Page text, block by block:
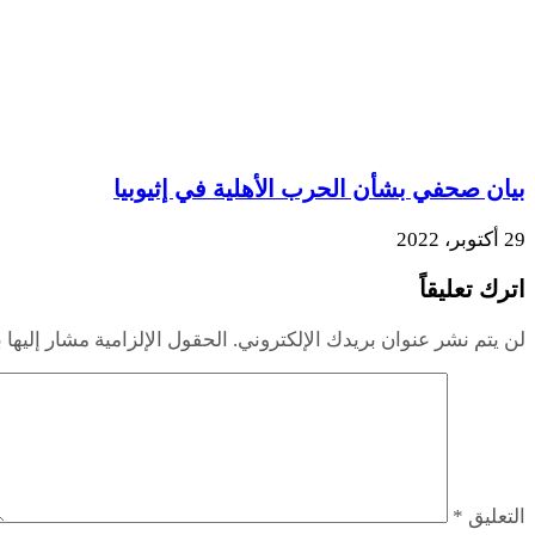
بيان صحفي بشأن الحرب الأهلية في إثيوبيا
29 أكتوبر، 2022
اترك تعليقاً
لن يتم نشر عنوان بريدك الإلكتروني. الحقول الإلزامية مشار إليها
التعليق *